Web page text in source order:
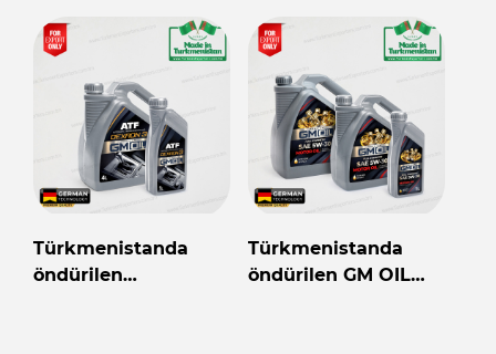
Türkmenistanda
öndürilen
Türkmenistanda
öndürilen GM OIL